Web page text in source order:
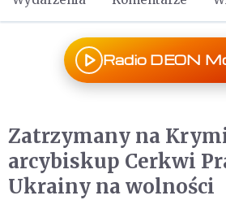
Radio DEON
Zatrzymany na
arcybiskup Cerkwi
Ukrainy na wolności